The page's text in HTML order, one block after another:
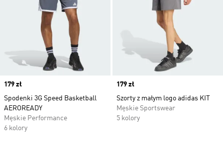
Price
179 zł
Spodenki 3G Speed Basketball
AEROREADY
Męskie Performance
6 kolory
Price
179 zł
Szorty z małym logo adidas KIT
Męskie Sportswear
5 kolory